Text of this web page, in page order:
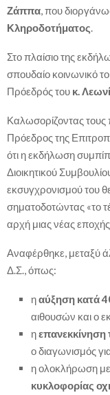
Ζάππα , που
Κληροδοτήματος
Στο πλαίσιο της
σπουδαίο κοινωνικό
Πρόεδρός του κ.
Καλωσορίζοντας
Πρόεδρος της
ότι η εκδήλωση
Διοικητικού
εκσυγχρονισμού του
σηματοδοτώντας «το
αρχή μιας νέας
Αναφέρθηκε, μεταξύ
Δ.Σ., όπως:
ηαύξηση κατά
αιθουσών και ο
ηεπανεκκίνηση
ο διαγωνισμός
η ολοκλήρωση
κυκλοφορίας